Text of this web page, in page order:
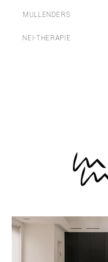
MULLENDERS
NEI-THERAPIE